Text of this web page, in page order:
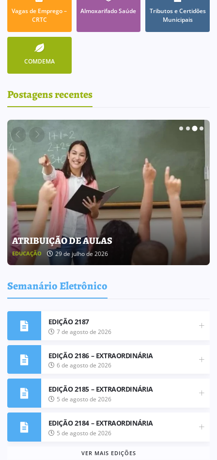
Vagas de Emprego –
CRTC
Almoxarifado Saúde
Tributos e Certidões
Municipais
COMDEMA
Postagens recentes
BOLETIM INFORMATIVO 238
BOLETIM INFORMATIVO 25 de julho de 2026
Semanário Eletrônico
EDIÇÃO 2187
7 de agosto de 2026
EDIÇÃO 2186 – EXTRAORDINÁRIA
6 de agosto de 2026
EDIÇÃO 2185 – EXTRAORDINÁRIA
5 de agosto de 2026
EDIÇÃO 2184 – EXTRAORDINÁRIA
5 de agosto de 2026
VER MAIS EDIÇÕES